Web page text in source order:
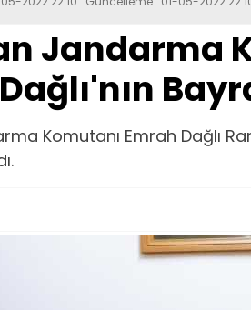
Jandarma
Komutanı Emrah Dağlı